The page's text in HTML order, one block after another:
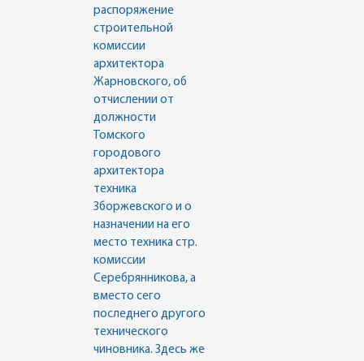
распоряжение
строительной
комиссии
архитектора
Жарновского, об
отчислении от
должности
Томского
городового
архитектора
техника
Зборжевского и о
назначении на его
место техника стр.
комиссии
Серебрянникова, а
вместо сего
последнего другого
технического
чиновника. Здесь же